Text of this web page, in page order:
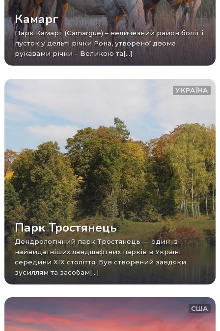
Камарг
Парк Камарг (Camargue) – величезний район боліт і
пусток у дельті річки Рона, утвореної двома
рукавами річки – Великою та[...]
УКРАЇНА
Парк Тростянець
Дендрологічний парк Тростянець — один із
найвидатніших ландшафтних парків в Україні
середини XIX століття. Був створений завдяки
зусиллям та засобам[...]
США